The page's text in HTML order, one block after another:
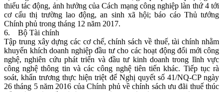
thiểu tác động, ảnh hưởng của Cách mạng công nghiệp làn thứ 4 tới
cơ cấu thị trường lao động, an sinh xã hội; báo cáo Thủ tướng
Chính phủ trong tháng 12 năm 2017.
6. Bộ Tài chính
Tập trung xây dựng các cơ chế, chính sách về thuế, tài chính nhằm
khuyến khích doanh nghiệp đầu tư cho các hoạt động đổi mới công
nghệ, nghiên cứu phát triển và đầu tư kinh doanh trong lĩnh vực
công nghệ thông tin và các công nghệ tiên tiến khác. Tiếp tục rà
soát, khẩn trương thực hiện triệt để Nghị quyết số 41/NQ-CP ngày
26 tháng 5 năm 2016 của Chính phủ về chính sách ưu đãi thuế thúc